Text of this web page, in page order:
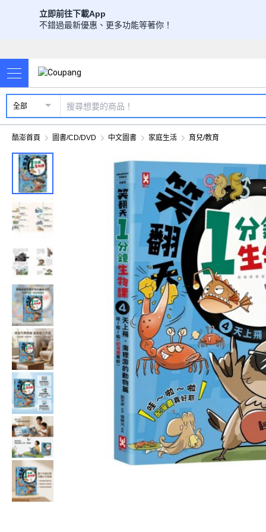
立即前往下載App
不錯過最新優惠、更多功能等著你！
全部
酷澎首頁 圖書/CD/DVD 中文圖書 家庭生活 育兒/教育